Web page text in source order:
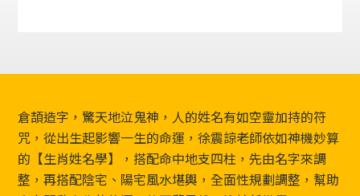
Footer
倉頡造字，驚天地泣鬼神，人的姓名有如空靈加持的符
咒，從出生起影響一生的命運，徐震諒老師依如神機妙算
的【生肖姓名學】，搭配命中地支四柱，先由名字來調
整，再搭配陰宅、陽宅風水堪輿，全面性規劃調整，幫助